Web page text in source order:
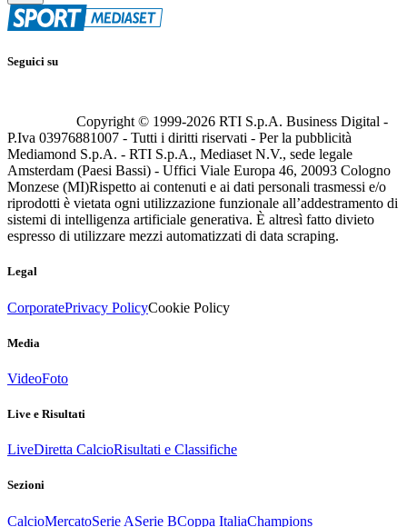
Seguici su
Copyright © 1999-2026 RTI S.p.A. Business Digital -
P.Iva 03976881007 - Tutti i diritti riservati - Per la pubblicità
Mediamond S.p.A. - RTI S.p.A., Mediaset N.V., sede legale
Amsterdam (Paesi Bassi) - Uffici Viale Europa 46, 20093 Cologno
Monzese (MI)Rispetto ai contenuti e ai dati personali trasmessi e/o
riprodotti è vietata ogni utilizzazione funzionale all’addestramento di
sistemi di intelligenza artificiale generativa. È altresì fatto divieto
espresso di utilizzare mezzi automatizzati di data scraping.
Legal
CorporatePrivacy PolicyCookie Policy
Media
VideoFoto
Live e Risultati
LiveDiretta CalcioRisultati e Classifiche
Sezioni
CalcioMercatoSerie ASerie BCoppa ItaliaChampions